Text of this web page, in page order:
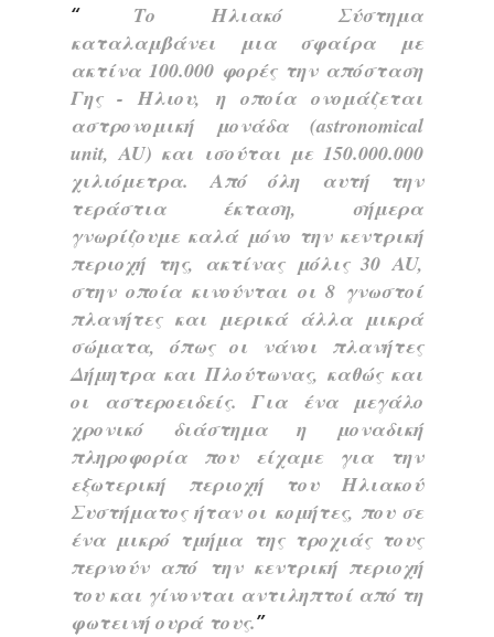
Tο Ηλιακό Σύστημα
καταλαμβάνει μια σφαίρα με
ακτίνα 100.000 φορές την απόσταση
Γης - Ηλιου, η οποία ονομάζεται
αστρονομική μονάδα (astronomical
unit, AU) και ισούται με 150.000.000
χιλιόμετρα. Από όλη αυτή την
τεράστια έκταση, σήμερα
γνωρίζουμε καλά μόνο την κεντρική
περιοχή της, ακτίνας μόλις 30 AU,
στην οποία κινούνται οι 8 γνωστοί
πλανήτες και μερικά άλλα μικρά
σώματα, όπως οι νάνοι πλανήτες
Δήμητρα και Πλούτωνας, καθώς και
οι αστεροειδείς. Για ένα μεγάλο
χρονικό διάστημα η μοναδική
πληροφορία που είχαμε για την
εξωτερική περιοχή του Ηλιακού
Συστήματος ήταν οι κομήτες, που σε
ένα μικρό τμήμα της τροχιάς τους
περνούν από την κεντρική περιοχή
του και γίνoνται αντιληπτοί από τη
φωτεινή ουρά τους.